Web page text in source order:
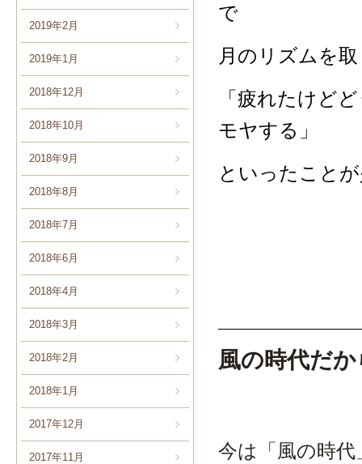
2019年2月
2019年1月
2018年12月
2018年10月
2018年9月
2018年8月
2018年7月
2018年6月
2018年4月
2018年3月
2018年2月
2018年1月
2017年12月
2017年11月
で
月のリズムを
「疲れたけど
モヤする」
といったこと
風の時代だ
今は「風の時代